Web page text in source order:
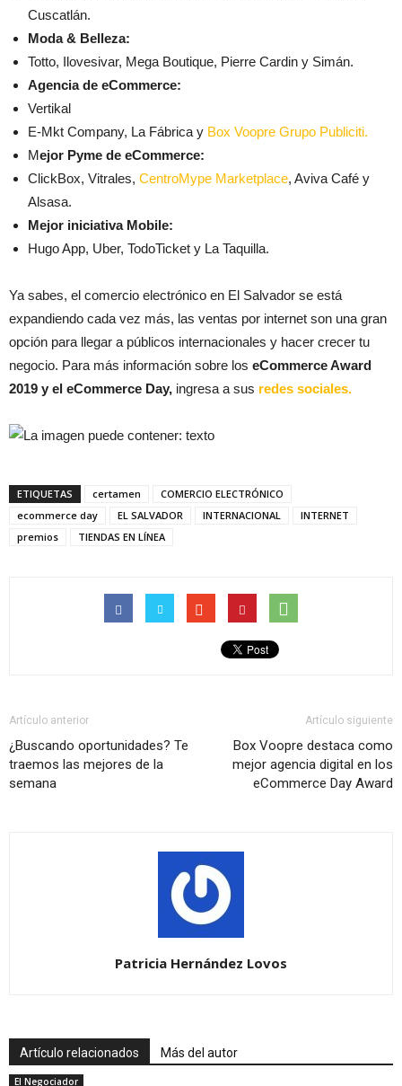
Cuscatlán.
Moda & Belleza:
Totto, Ilovesivar, Mega Boutique, Pierre Cardin y Simán.
Agencia de eCommerce:
Vertikal
E-Mkt Company, La Fábrica y Box Voopre Grupo Publiciti.
Mejor Pyme de eCommerce:
ClickBox, Vitrales, CentroMype Marketplace, Aviva Café y
Alsasa.
Mejor iniciativa Mobile:
Hugo App, Uber, TodoTicket y La Taquilla.
Ya sabes, el comercio electrónico en El Salvador se está
expandiendo cada vez más, las ventas por internet son una gran
opción para llegar a públicos internacionales y hacer crecer tu
negocio. Para más información sobre los eCommerce Award
2019 y el eCommerce Day, ingresa a sus redes sociales.
ETIQUETAS certamen
COMERCIO ELECTRÓNICO
ecommerce day
EL SALVADOR INTERNACIONAL
INTERNET
premios
TIENDAS EN LÍNEA
Artículo anterior
¿Buscando oportunidades? Te
traemos las mejores de la
semana
Artículo siguiente
Box Voopre destaca como
mejor agencia digital en los
eCommerce Day Award
Patricia Hernández Lovos
Artículo relacionados Más del autor
El Negociador